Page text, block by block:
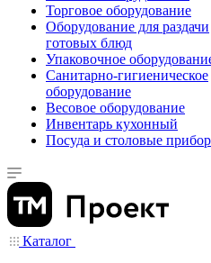
Торговое оборудование
Оборудование для раздачи
готовых блюд
Упаковочное
Санитарно-гигиеническое
оборудование
Весовое оборудование
Инвентарь кухонный
Посуда и столовые
Каталог